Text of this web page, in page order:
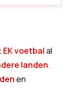
voetbalal
landen.
en